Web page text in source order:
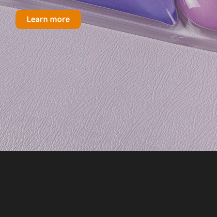
Learn more